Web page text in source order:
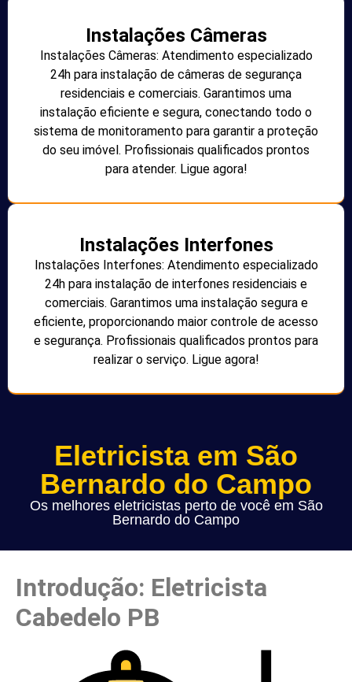
Instalações Câmeras
Instalações Câmeras: Atendimento especializado
24h para instalação de câmeras de segurança
residenciais e comerciais. Garantimos uma
instalação eficiente e segura, conectando todo o
sistema de monitoramento para garantir a proteção
do seu imóvel. Profissionais qualificados prontos
para atender. Ligue agora!
Instalações Interfones
Instalações Interfones: Atendimento especializado
24h para instalação de interfones residenciais e
comerciais. Garantimos uma instalação segura e
eficiente, proporcionando maior controle de acesso
e segurança. Profissionais qualificados prontos para
realizar o serviço. Ligue agora!
Eletricista em São
Bernardo do Campo
Os melhores eletricistas perto de você em São
Bernardo do Campo
Introdução: Eletricista
Cabedelo PB